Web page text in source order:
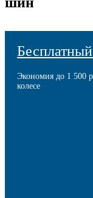
Экономия до 1 500
колесе